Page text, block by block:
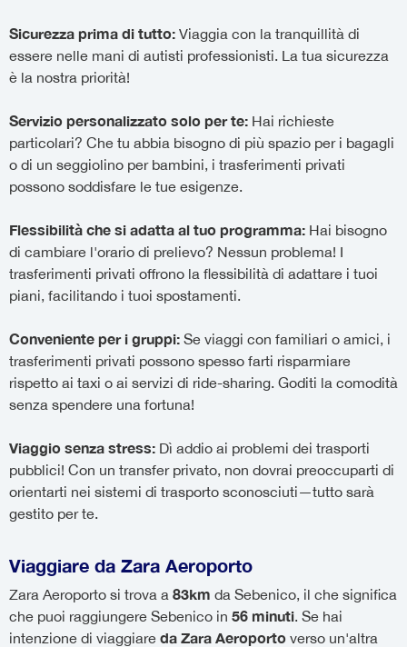
Sicurezza prima di tutto: Viaggia con la tranquillità di
essere nelle mani di autisti professionisti. La tua sicurezza
è la nostra priorità!
Servizio personalizzato solo per te: Hai richieste
particolari? Che tu abbia bisogno di più spazio per i bagagli
o di un seggiolino per bambini, i trasferimenti privati
possono soddisfare le tue esigenze.
Flessibilità che si adatta al tuo programma: Hai bisogno
di cambiare l'orario di prelievo? Nessun problema! I
trasferimenti privati offrono la flessibilità di adattare i tuoi
piani, facilitando i tuoi spostamenti.
Conveniente per i gruppi: Se viaggi con familiari o amici, i
trasferimenti privati possono spesso farti risparmiare
rispetto ai taxi o ai servizi di ride-sharing. Goditi la comodità
senza spendere una fortuna!
Viaggio senza stress: Dì addio ai problemi dei trasporti
pubblici! Con un transfer privato, non dovrai preoccuparti di
orientarti nei sistemi di trasporto sconosciuti—tutto sarà
gestito per te.
Viaggiare da Zara Aeroporto
Zara Aeroporto si trova a 83km da Sebenico, il che significa
che puoi raggiungere Sebenico in 56 minuti. Se hai
intenzione di viaggiare da Zara Aeroporto verso un'altra